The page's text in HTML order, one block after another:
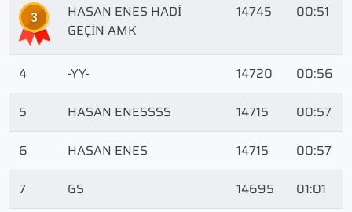
3
HASAN ENES HADİ
GEÇİN AMK
14745 00:51
4 -YY- 14720
00:56
5
HASAN ENESSSS 14715
00:57
6
HASAN ENES 14715
00:57
7
GS 14695
01:01